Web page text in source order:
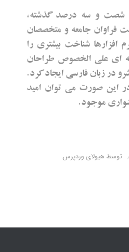
شصت و سه درصد گذشته،
فراوان جامعه و متخصصان
افزارها شناخت بیشتری را
ای علی الخصوص طراحان
در زبان فارسی ایجاد کرد.
این صورت می توان امید
موجود.
/ توسط هیولای وردپرس